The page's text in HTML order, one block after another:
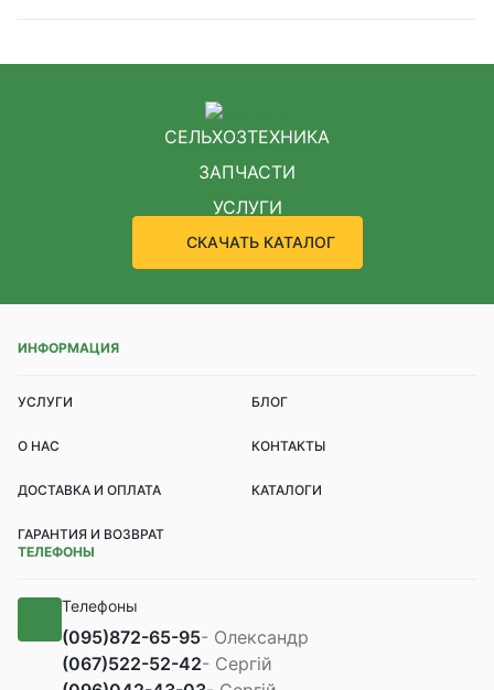
СЕЛЬХОЗТЕХНИКА
ЗАПЧАСТИ
УСЛУГИ
СКАЧАТЬ КАТАЛОГ
ИНФОРМАЦИЯ
УСЛУГИ БЛОГ
О НАС КОНТАКТЫ
ДОСТАВКА И ОПЛАТА КАТАЛОГИ
ГАРАНТИЯ И ВОЗВРАТ
ТЕЛЕФОНЫ
Телефоны
(095)872-65-95- Олександр
(067)522-52-42- Сергій